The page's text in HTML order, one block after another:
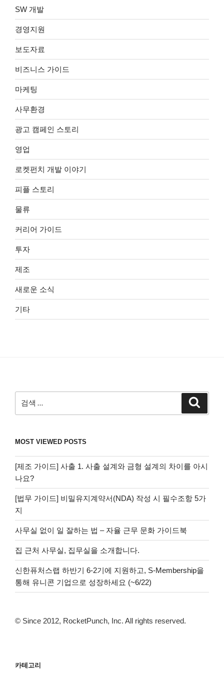
SW 개발
경영지원
보도자료
비즈니스 가이드
마케팅
사무환경
광고 캠페인 스토리
영업
로켓펀치 개발 이야기
피플 스토리
물류
커리어 가이드
투자
제조
새로운 소식
기타
색:
MOST VIEWED POSTS
[제조 가이드] 사출 1. 사출 설계와 금형 설계의 차이를 아시
나요?
[법무 가이드] 비밀유지계약서(NDA) 작성 시 필수조항 5가
지
사무실 없이 일 잘하는 법 – 자율 근무 문화 가이드북
집 근처 사무실, 집무실을 소개합니다.
신한퓨처스랩 하반기 6-2기에 지원하고, S-Membership을
통해 유니콘 기업으로 성장하세요 (~6/22)
© Since 2012, RocketPunch, Inc. All rights reserved.
카테고리